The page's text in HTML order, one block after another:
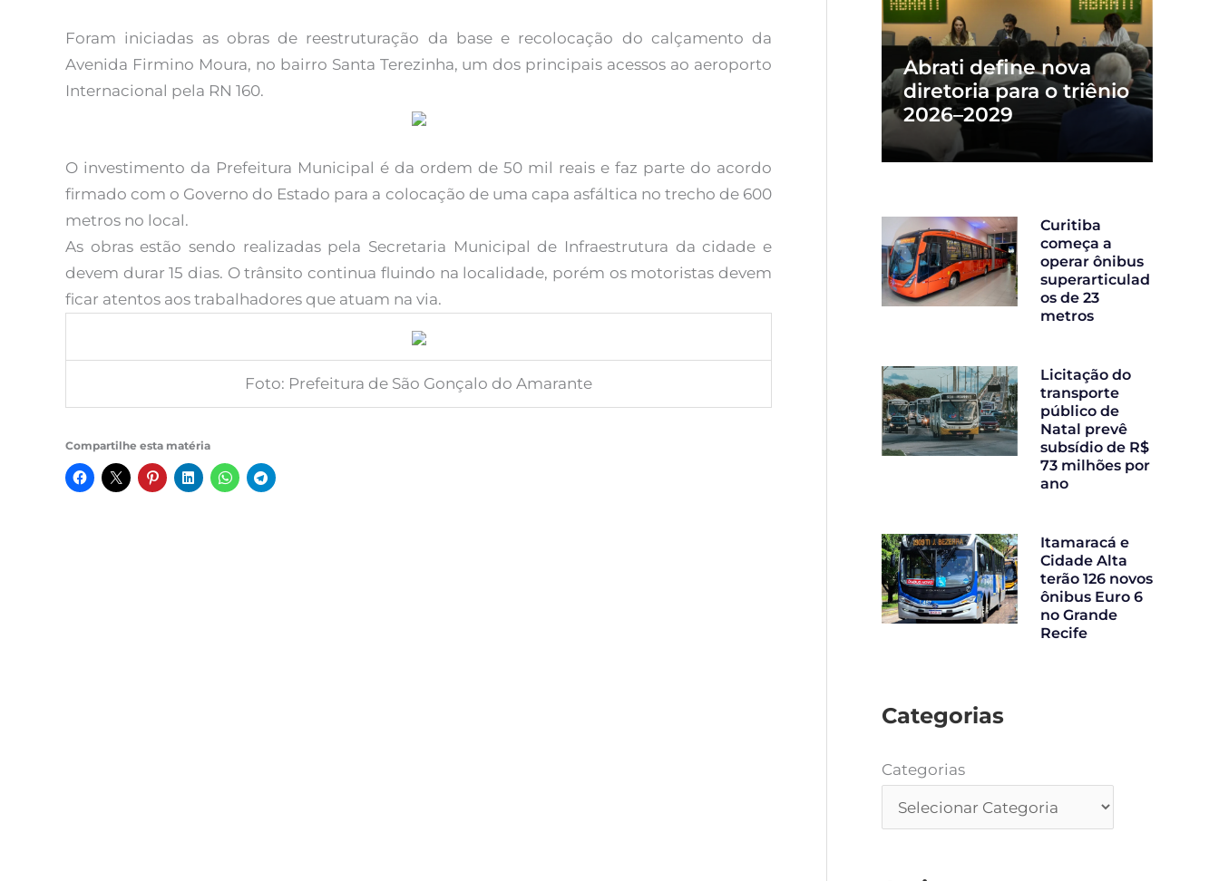
Foram iniciadas as obras de reestruturação da base e recolocação do calçamento da
Avenida Firmino Moura, no bairro Santa Terezinha, um dos principais acessos ao aeroporto
Internacional pela RN 160.
O investimento da Prefeitura Municipal é da ordem de 50 mil reais e faz parte do acordo
firmado com o Governo do Estado para a colocação de uma capa asfáltica no trecho de 600
metros no local.
As obras estão sendo realizadas pela Secretaria Municipal de Infraestrutura da cidade e
devem durar 15 dias. O trânsito continua fluindo na localidade, porém os motoristas devem
ficar atentos aos trabalhadores que atuam na via.
Foto: Prefeitura de São Gonçalo do Amarante
Compartilhe esta matéria
Abrati define nova
diretoria para o triênio
2026–2029
Curitiba
começa a
operar ônibus
superarticulad
os de 23
metros
Licitação do
transporte
público de
Natal prevê
subsídio de R$
73 milhões por
ano
Itamaracá e
Cidade Alta
terão 126 novos
ônibus Euro 6
no Grande
Recife
Categorias
Categorias